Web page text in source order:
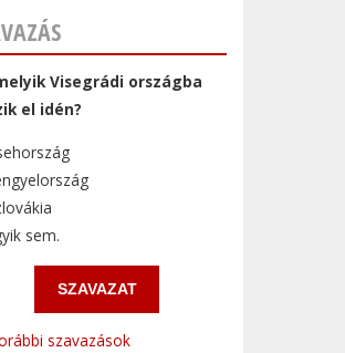
Visegrádi országba
el idén?
sem.
szavazások